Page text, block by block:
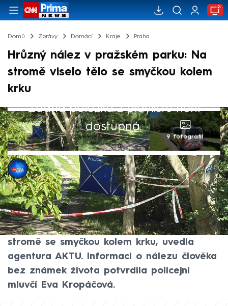
Domů Zprávy Domácí Kraje Praha
Hrůzný nález v pražském parku: Na
stromě viselo tělo se smyčkou kolem
krku
Žádná položka z playlistu není
dostupná.
9 fotografií
CNN Prima NEWS
Akt. 6. čvn 2026, 13:49
• 6. čvn 2026, 12:52
V parku v Kettnerově ulici v pražských
Stodůlkách bylo v sobotu nalezeno lidské
tělo. Mělo se nacházet zavěšené na
stromě se smyčkou kolem krku, uvedla
agentura AKTU. Informaci o nálezu člověka
bez známek života potvrdila policejní
mluvčí Eva Kropáčová.